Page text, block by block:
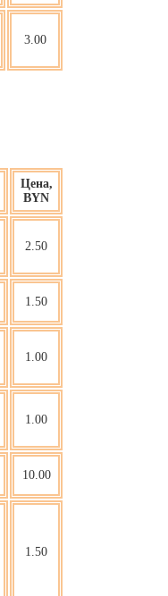
3.00
Цена,
BYN
2.50
1.50
1.00
1.00
10.00
1.50